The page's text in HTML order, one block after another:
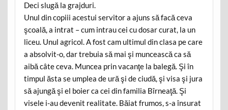
Deci slugă la grajduri.
Unul din copiii acestui servitor a ajuns să facă ceva
şcoală, a intrat – cum intrau cei cu dosar curat, la un
liceu. Unul agricol. A fost cam ultimul din clasa pe care
a absolvit-o, dar trebuia să mai şi muncească ca să
aibă câte ceva. Muncea prin vacanţe la balegă. Şi în
timpul ăsta se umplea de ură şi de ciudă, şi visa şi jura
să ajungă şi el boier ca cei din familia Bîrneaţă. Şi
visele i-au devenit realitate. Băiat frumos, s-a însurat